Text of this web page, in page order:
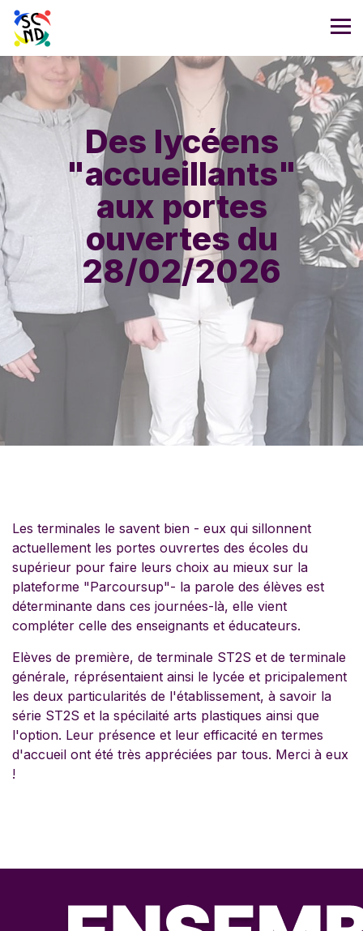
Des lycéens
"accueillants"
aux portes
ouvertes du
28/02/2026
Les terminales le savent bien - eux qui sillonnent
actuellement les portes ouvrertes des écoles du
supérieur pour faire leurs choix au mieux sur la
plateforme "Parcoursup"- la parole des élèves est
déterminante dans ces journées-là, elle vient
compléter celle des enseignants et éducateurs.
Elèves de première, de terminale ST2S et de terminale
générale, réprésentaient ainsi le lycée et pricipalement
les deux particularités de l'établissement, à savoir la
série ST2S et la spécilaité arts plastiques ainsi que
l'option. Leur présence et leur efficacité en termes
d'accueil ont été très appréciées par tous. Merci à eux
!